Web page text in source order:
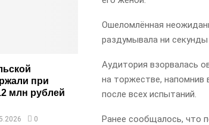
Ошеломлённая
раздумывала ни
Аудитория взорвалась
на торжестве,
после всех испытаний.
Ранее сообщалось, что
при
млн рублей
0